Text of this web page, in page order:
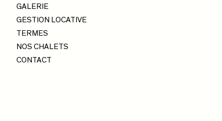
GALERIE
GESTION LOCATIVE
TERMES
NOS CHALETS
CONTACT